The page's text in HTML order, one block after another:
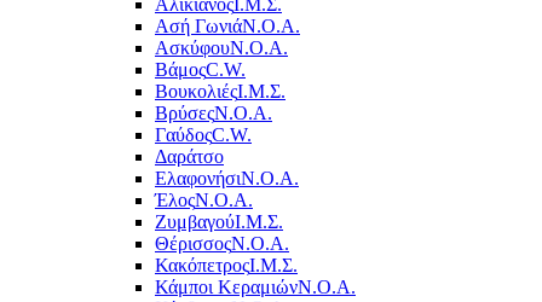
ΑλικιανόςΙ.Μ.Σ.
Ασή ΓωνιάΝ.Ο.Α.
ΑσκύφουΝ.Ο.Α.
ΒάμοςC.W.
ΒουκολιέςΙ.Μ.Σ.
ΒρύσεςΝ.Ο.Α.
ΓαύδοςC.W.
Δαράτσο
ΕλαφονήσιΝ.Ο.Α.
ΈλοςΝ.Ο.Α.
ΖυμβαγούΙ.Μ.Σ.
ΘέρισσοςΝ.Ο.Α.
ΚακόπετροςΙ.Μ.Σ.
Κάμποι ΚεραμιώνΝ.Ο.Α.